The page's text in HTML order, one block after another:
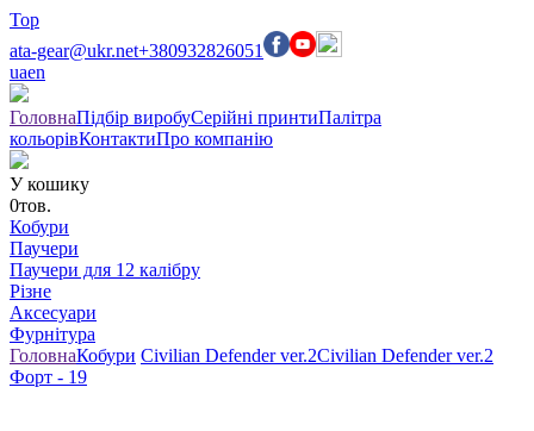
Top
ata-gear@ukr.net+380932826051
uaen
ГоловнаПідбір виробуСерійні принтиПалітра
кольорівКонтактиПро компанію
У кошику
0тов.
Кобури
Паучери
Паучери для 12 калібру
Різне
Аксесуари
Фурнітура
ГоловнаКобури Civilian Defender ver.2Civilian Defender ver.2
Форт - 19